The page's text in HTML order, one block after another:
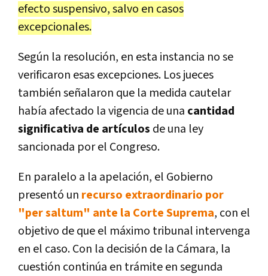
efecto suspensivo, salvo en casos
excepcionales.
Según la resolución, en esta instancia no se
verificaron esas excepciones. Los jueces
también señalaron que la medida cautelar
había afectado la vigencia de una cantidad
significativa de artículos de una ley
sancionada por el Congreso.
En paralelo a la apelación, el Gobierno
presentó un recurso extraordinario por
"per saltum" ante la Corte Suprema, con el
objetivo de que el máximo tribunal intervenga
en el caso. Con la decisión de la Cámara, la
cuestión continúa en trámite en segunda